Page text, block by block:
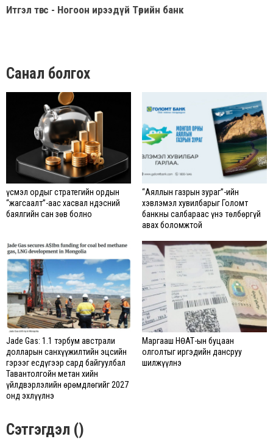
Итгэл төгс - Ногоон ирээдүй Төрийн банк
Санал болгох
Үүсмэл ордыг стратегийн ордын
“жагсаалт”-аас хасвал Үндэсний
баялгийн сан зөв болно
“Аяллын газрын зураг”-ийн
хэвлэмэл хувилбарыг Голомт
банкны салбараас үнэ төлбөргүй
авах боломжтой
Jade Gas: 1.1 тэрбум австрали
долларын санхүүжилтийн эцсийн
гэрээг есдүгээр сард байгуулбал
Тавантолгойн метан хийн
үйлдвэрлэлийн өрөмдлөгийг 2027
онд эхлүүлнэ
Маргааш НӨАТ-ын буцаан
олголтыг иргэдийн дансруу
шилжүүлнэ
Сэтгэгдэл ()